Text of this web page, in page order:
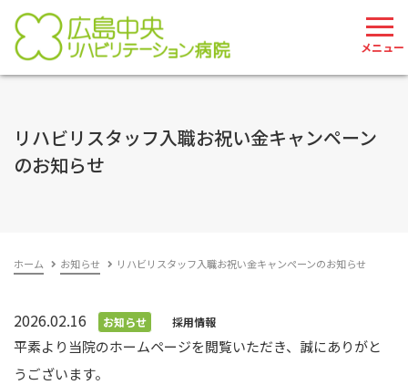
お問い合わせ
リハビリスタッフ入職お祝い金キャンペーン
のお知らせ
ホーム お知らせ リハビリスタッフ入職お祝い金キャンペーンのお知らせ
2026.02.16 お知らせ 採用情報
平素より当院のホームページを閲覧いただき、誠にありがと
うございます。